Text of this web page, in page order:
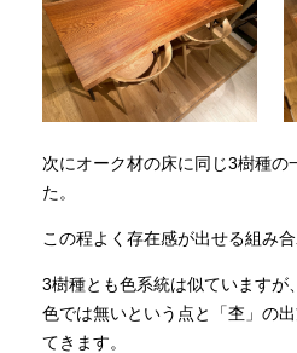
次にオーク材の床に同じ3樹種の
た。
この程よく存在感が出せる組み
3樹種とも色系統は似ていますが
色では無いという点と「杢」の
てきます。